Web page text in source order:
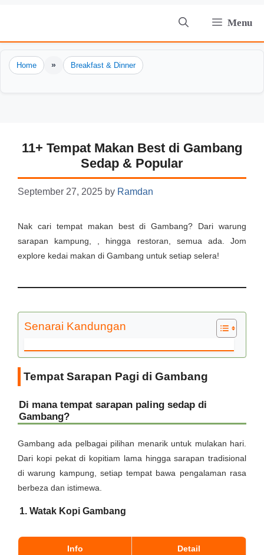
content
Menu
Home » Breakfast & Dinner
11+ Tempat Makan Best di Gambang
Sedap & Popular
September 27, 2025 by Ramdan
Nak cari tempat makan best di Gambang? Dari warung
sarapan kampung, , hingga restoran, semua ada. Jom
explore kedai makan di Gambang untuk setiap selera!
Senarai Kandungan
Tempat Sarapan Pagi di Gambang
Di mana tempat sarapan paling sedap di
Gambang?
Gambang ada pelbagai pilihan menarik untuk mulakan hari.
Dari kopi pekat di kopitiam lama hingga sarapan tradisional
di warung kampung, setiap tempat bawa pengalaman rasa
berbeza dan istimewa.
1. Watak Kopi Gambang
Info Detail